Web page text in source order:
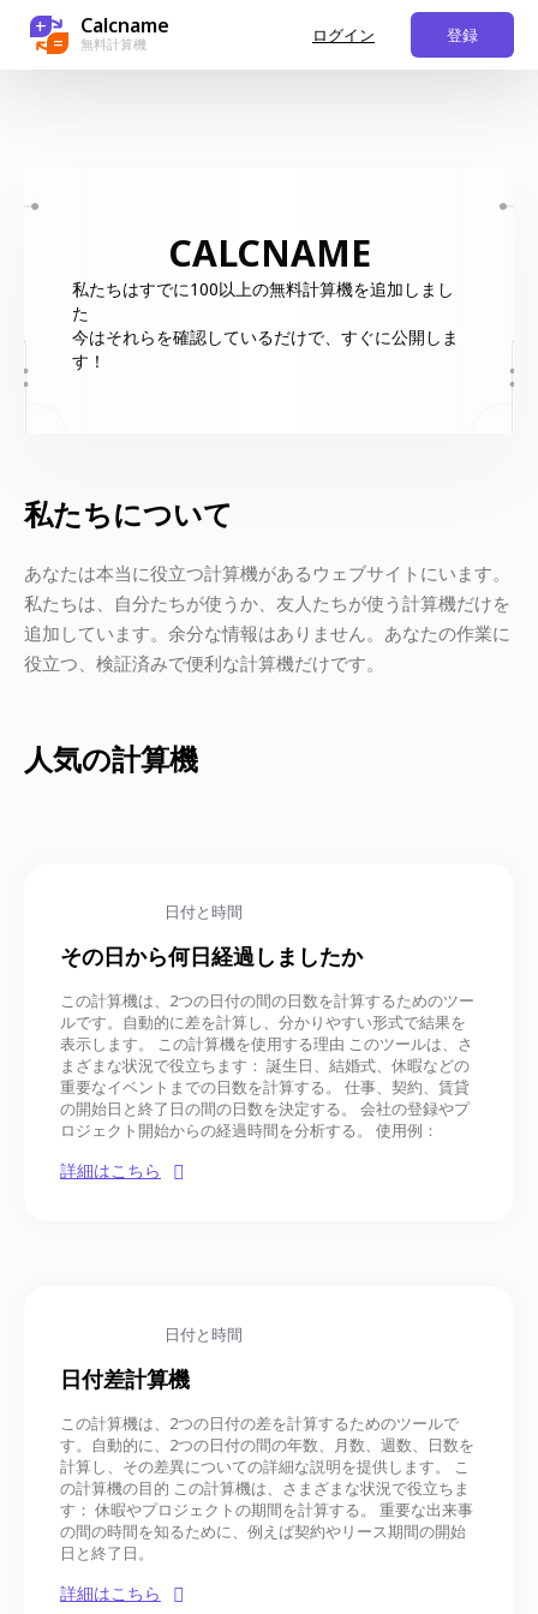
+
=
Calcname
無料計算機 ログイン 登録
CALCNAME
私たちはすでに100以上の無料計算機を追加しまし
た
今はそれらを確認しているだけで、すぐに公開しま
す！
私たちについて
あなたは本当に役立つ計算機があるウェブサイトにいます。
私たちは、自分たちが使うか、友人たちが使う計算機だけを
追加しています。余分な情報はありません。あなたの作業に
役立つ、検証済みで便利な計算機だけです。
人気の計算機
日付と時間
その日から何日経過しましたか
この計算機は、2つの日付の間の日数を計算するためのツー
ルです。自動的に差を計算し、分かりやすい形式で結果を
表示します。 この計算機を使用する理由 このツールは、さ
まざまな状況で役立ちます： 誕生日、結婚式、休暇などの
重要なイベントまでの日数を計算する。 仕事、契約、賃貸
の開始日と終了日の間の日数を決定する。 会社の登録やプ
ロジェクト開始からの経過時間を分析する。 使用例：
詳細はこちら
日付と時間
日付差計算機
この計算機は、2つの日付の差を計算するためのツールで
す。自動的に、2つの日付の間の年数、月数、週数、日数を
計算し、その差異についての詳細な説明を提供します。 こ
の計算機の目的 この計算機は、さまざまな状況で役立ちま
す： 休暇やプロジェクトの期間を計算する。 重要な出来事
の間の時間を知るために、例えば契約やリース期間の開始
日と終了日。
詳細はこちら